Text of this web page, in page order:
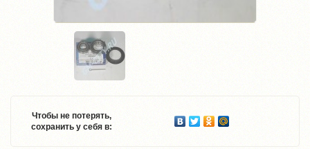
Чтобы не потерять,
сохранить у себя в: